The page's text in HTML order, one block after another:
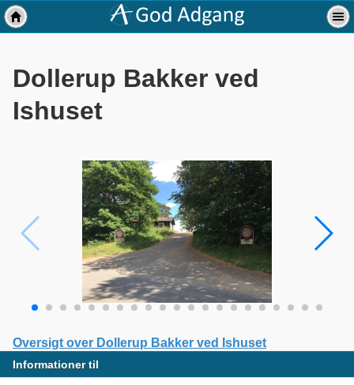
Dollerup Bakker ved
Ishuset
Oversigt over Dollerup Bakker ved Ishuset
Informationer til